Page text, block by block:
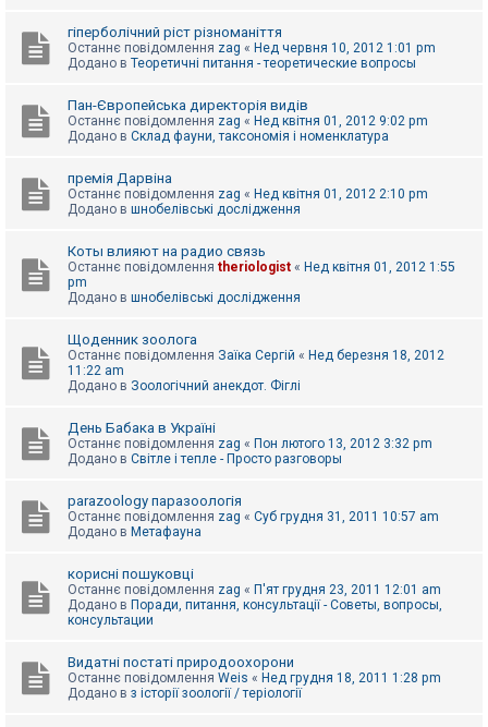
гіперболічний ріст різноманіття
Останнє повідомлення zag « Нед червня 10, 2012 1:01 pm
Додано в Теоретичні питання - теоретические вопросы
Пан-Європейська директорія видів
Останнє повідомлення zag « Нед квітня 01, 2012 9:02 pm
Додано в Склад фауни, таксономія і номенклатура
премія Дарвіна
Останнє повідомлення zag « Нед квітня 01, 2012 2:10 pm
Додано в шнобелівські дослідження
Коты влияют на радио связь
Останнє повідомлення theriologist « Нед квітня 01, 2012 1:55
pm
Додано в шнобелівські дослідження
Щоденник зоолога
Останнє повідомлення Заїка Сергій « Нед березня 18, 2012
11:22 am
Додано в Зоологічний анекдот. Фіглі
День Бабака в Україні
Останнє повідомлення zag « Пон лютого 13, 2012 3:32 pm
Додано в Світле і тепле - Просто разговоры
parazoology паразоологія
Останнє повідомлення zag « Суб грудня 31, 2011 10:57 am
Додано в Метафауна
корисні пошуковці
Останнє повідомлення zag « П'ят грудня 23, 2011 12:01 am
Додано в Поради, питання, консультації - Советы, вопросы,
консультации
Видатні постаті природоохорони
Останнє повідомлення Weis « Нед грудня 18, 2011 1:28 pm
Додано в з історії зоології / теріології